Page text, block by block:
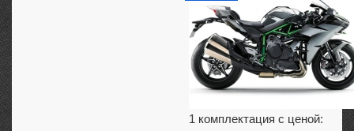
1 комплектация с ценой: